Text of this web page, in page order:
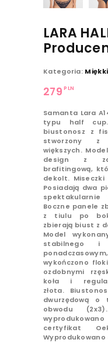
LARA
Kategoria:
279 PLN
Samanta Lara
typu half
biustonosz z
stworzony
większych.
design z
brafitingową,
dekolt. Miseczki
Posiadają dwa
Boczne panele
z tiulu po
zbierają biust z
Model
stabilnego i
wykończono
ozdobnymi
koła i
złota.
dwurzędową o
obwodu
certyfikat
Wyprodukowano